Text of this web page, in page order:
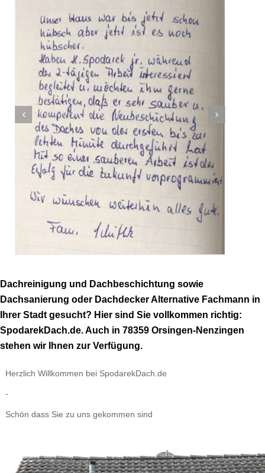
Dachreinigung und Dachbeschichtung sowie
Dachsanierung oder Dachdecker Alternative Fachmann in
Ihrer Stadt gesucht? Hier sind Sie vollkommen richtig:
SpodarekDach.de. Auch in 78359 Orsingen-Nenzingen
stehen wir Ihnen zur Verfügung.
Herzlich Willkommen bei SpodarekDach.de
-
Schön dass Sie zu uns gekommen sind